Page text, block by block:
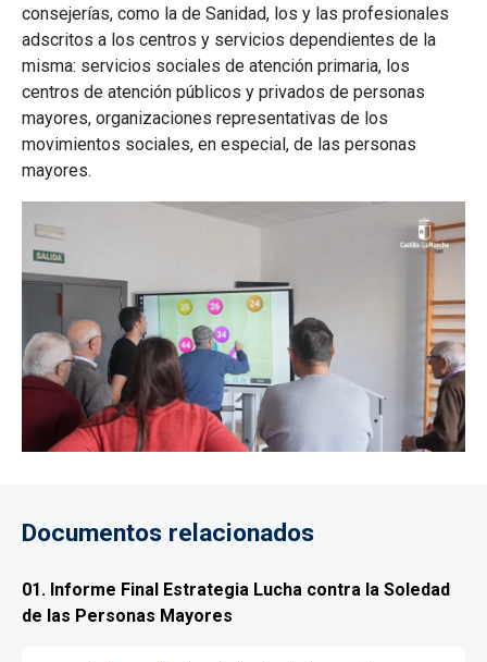
consejerías, como la de Sanidad, los y las profesionales
adscritos a los centros y servicios dependientes de la
misma: servicios sociales de atención primaria, los
centros de atención públicos y privados de personas
mayores, organizaciones representativas de los
movimientos sociales, en especial, de las personas
mayores.
Documentos relacionados
01. Informe Final Estrategia Lucha contra la Soledad
de las Personas Mayores